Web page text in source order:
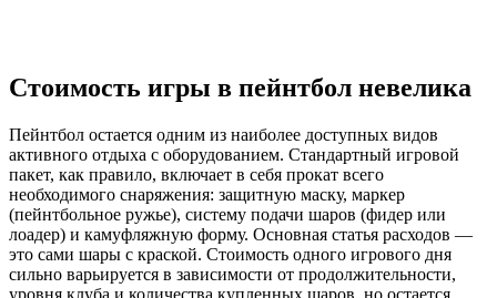
Стоимость игры в пейнтбол невелика
Пейнтбол остается одним из наиболее доступных видов
активного отдыха с оборудованием. Стандартный игровой
пакет, как правило, включает в себя прокат всего
необходимого снаряжения: защитную маску, маркер
(пейнтбольное ружье), систему подачи шаров (фидер или
лоадер) и камуфляжную форму. Основная статья расходов —
это сами шары с краской. Стоимость одного игрового дня
сильно варьируется в зависимости от продолжительности,
уровня клуба и количества купленных шаров, но остается